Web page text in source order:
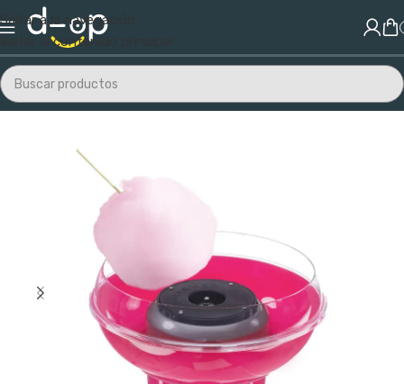
Saltar a la navegación
Saltar al contenido principal
Inicio/Electrodomésticos/Otros